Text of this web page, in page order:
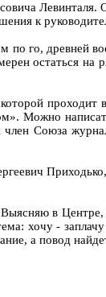
к
го, древней
остаться на
Можно
Союза
в
хочу -
а повод